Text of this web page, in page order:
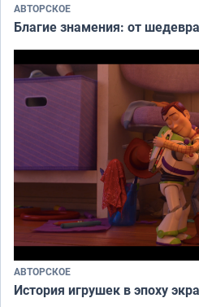
АВТОРСКОЕ
Благие знамения: от
АВТОРСКОЕ
История игрушек в эпоху